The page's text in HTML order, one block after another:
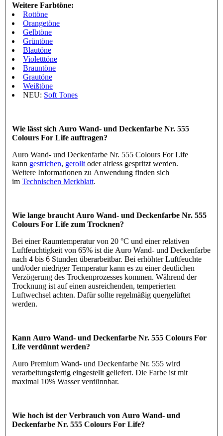
Weitere Farbtöne:
Rottöne
Orangetöne
Gelbtöne
Grüntöne
Blautöne
Violetttöne
Brauntöne
Grautöne
Weißtöne
NEU: Soft Tones
Wie lässt sich Auro Wand- und Deckenfarbe Nr. 555
Colours For Life auftragen?
Auro Wand- und Deckenfarbe Nr. 555 Colours For Life
kann gestrichen, gerollt oder airless gespritzt werden.
Weitere Informationen zu Anwendung finden sich
im Technischen Merkblatt.
Wie lange braucht Auro Wand- und Deckenfarbe Nr. 555
Colours For Life zum Trocknen?
Bei einer Raumtemperatur von 20 °C und einer relativen
Luftfeuchtigkeit von 65% ist die Auro Wand- und Deckenfarbe
nach 4 bis 6 Stunden überarbeitbar. Bei erhöhter Luftfeuchte
und/oder niedriger Temperatur kann es zu einer deutlichen
Verzögerung des Trockenprozesses kommen. Während der
Trocknung ist auf einen ausreichenden, temperierten
Luftwechsel achten. Dafür sollte regelmäßig quergelüftet
werden.
Kann Auro Wand- und Deckenfarbe Nr. 555 Colours For
Life verdünnt werden?
Auro Premium Wand- und Deckenfarbe Nr. 555 wird
verarbeitungsfertig eingestellt geliefert. Die Farbe ist mit
maximal 10% Wasser verdünnbar.
Wie hoch ist der Verbrauch von Auro Wand- und
Deckenfarbe Nr. 555 Colours For Life?